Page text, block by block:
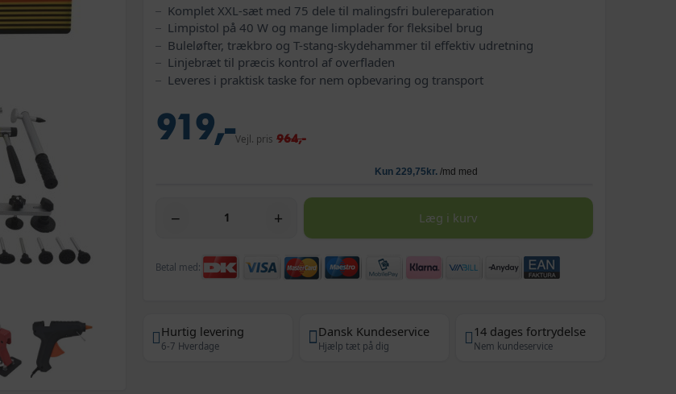
Komplet XXL-sæt med 75 dele til malingsfri bulereparation
Limpistol på 40 W og mange limplader for fleksibel brug
Buleløfter, trækbro og T-stang-skydehammer til effektiv udretning
Linjebræt til præcis kontrol af overfladen
Leveres i praktisk taske for nem opbevaring og transport
919,-Vejl. pris 964,-
− + Læg i kurv
Betal med:
Hurtig levering
6-7 Hverdage
Dansk Kundeservice
Hjælp tæt på dig
14 dages fortrydelse
Nem kundeservice